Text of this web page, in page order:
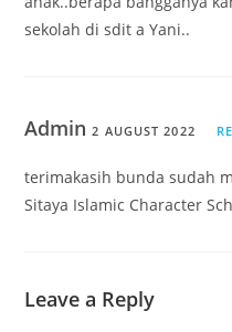
sekolah di sdit a Yani..
Admin2 AUGUST 2022
terimakasih bunda sudah
Sitaya Islamic Character
Leave a Reply